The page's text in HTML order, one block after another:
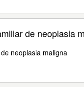
de neoplasia
neoplasia maligna